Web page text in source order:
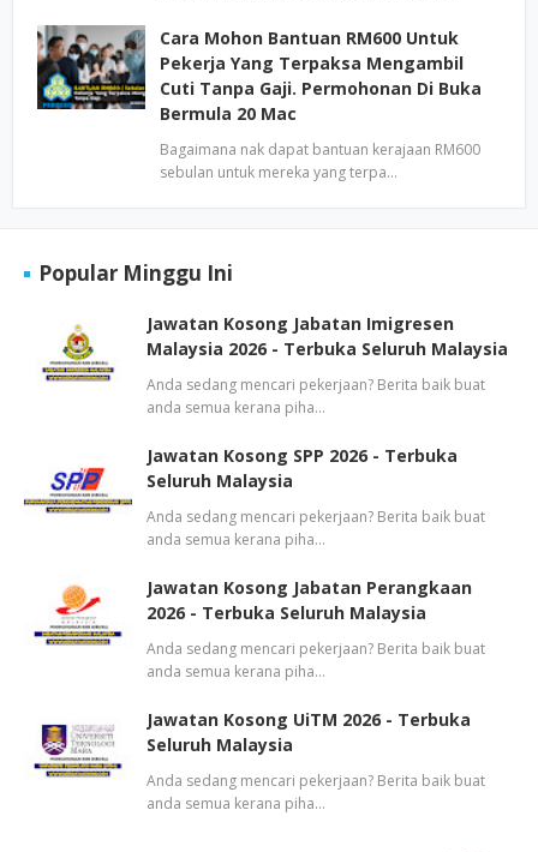
Cara Mohon Bantuan RM600 Untuk
Pekerja Yang Terpaksa Mengambil
Cuti Tanpa Gaji. Permohonan Di Buka
Bermula 20 Mac
Bagaimana nak dapat bantuan kerajaan RM600
sebulan untuk mereka yang terpa…
Popular Minggu Ini
Jawatan Kosong Jabatan Imigresen
Malaysia 2026 - Terbuka Seluruh Malaysia
Anda sedang mencari pekerjaan? Berita baik buat
anda semua kerana piha…
Jawatan Kosong SPP 2026 - Terbuka
Seluruh Malaysia
Anda sedang mencari pekerjaan? Berita baik buat
anda semua kerana piha…
Jawatan Kosong Jabatan Perangkaan
2026 - Terbuka Seluruh Malaysia
Anda sedang mencari pekerjaan? Berita baik buat
anda semua kerana piha…
Jawatan Kosong UiTM 2026 - Terbuka
Seluruh Malaysia
Anda sedang mencari pekerjaan? Berita baik buat
anda semua kerana piha…